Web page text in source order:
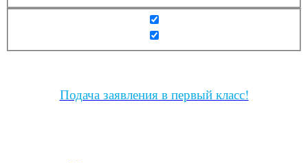
Подача заявления в первый класс!